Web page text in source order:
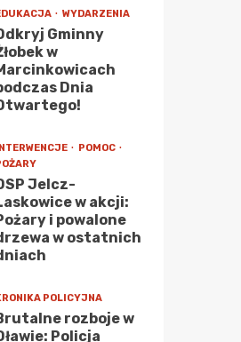
WYDARZENIA
Gminny
w
Dnia
POMOC
Jelcz-
w akcji:
i powalone
w ostatnich
POLICYJNA
rozboje w
Policja